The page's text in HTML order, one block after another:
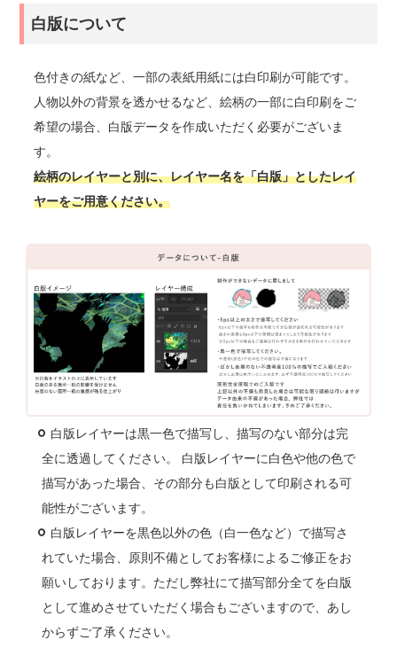
白版について
色付きの紙など、一部の表紙用紙には白印刷が可能です。
人物以外の背景を透かせるなど、絵柄の一部に白印刷をご
希望の場合、白版データを作成いただく必要がございま
す。
絵柄のレイヤーと別に、レイヤー名を「白版」としたレイ
ヤーをご用意ください。
白版レイヤーは黒一色で描写し、描写のない部分は完
全に透過してください。 白版レイヤーに白色や他の色で
描写があった場合、その部分も白版として印刷される可
能性がございます。
白版レイヤーを黒色以外の色（白一色など）で描写さ
れていた場合、原則不備としてお客様によるご修正をお
願いしております。ただし弊社にて描写部分全てを白版
として進めさせていただく場合もございますので、あし
からずご了承ください。